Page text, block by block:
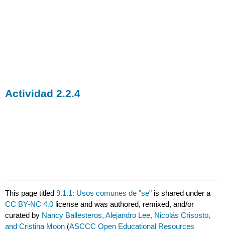
Actividad 2.2.4
This page titled9.1.1: Usos comunes de "se" is shared under a
CC BY-NC 4.0 license and was authored, remixed, and/or
curated by Nancy Ballesteros, Alejandro Lee, Nicolás Crisosto,
and Cristina Moon (ASCCC Open Educational Resources